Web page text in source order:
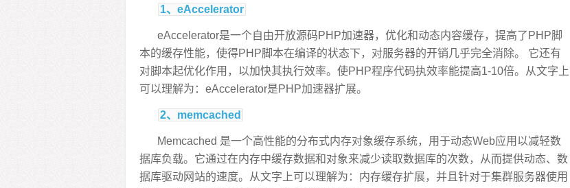
1、eAccelerator
eAccelerator是一个自由开放源码PHP加速器，优化和动态内容缓存，提高了PHP脚
本的缓存性能，使得PHP脚本在编译的状态下，对服务器的开销几乎完全消除。 它还有
对脚本起优化作用，以加快其执行效率。使PHP程序代码执效率能提高1-10倍。从文字上
可以理解为：eAccelerator是PHP加速器扩展。
2、memcached
Memcached 是一个高性能的分布式内存对象缓存系统，用于动态Web应用以减轻数
据库负载。它通过在内存中缓存数据和对象来减少读取数据库的次数，从而提供动态、数
据库驱动网站的速度。从文字上可以理解为：内存缓存扩展，并且针对于集群服务器使用